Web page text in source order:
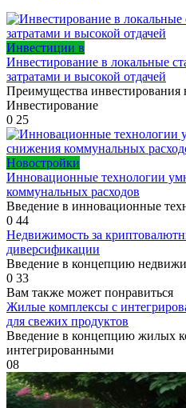
Инвестиции в
Инвестирование в локальные
затратами и высокой отдачей
Преимущества инвестирования
Инвестирование
0 25
Новостройки
Инновационные технологии
коммунальных расходов
Введение в инновационные
0 44
Недвижимость за
диверсификации
Введение в концепцию
0 33
Вам также может понравиться
Жилые комплексы с
для свежих продуктов
Введение в концепцию жилых
интегрированными
08